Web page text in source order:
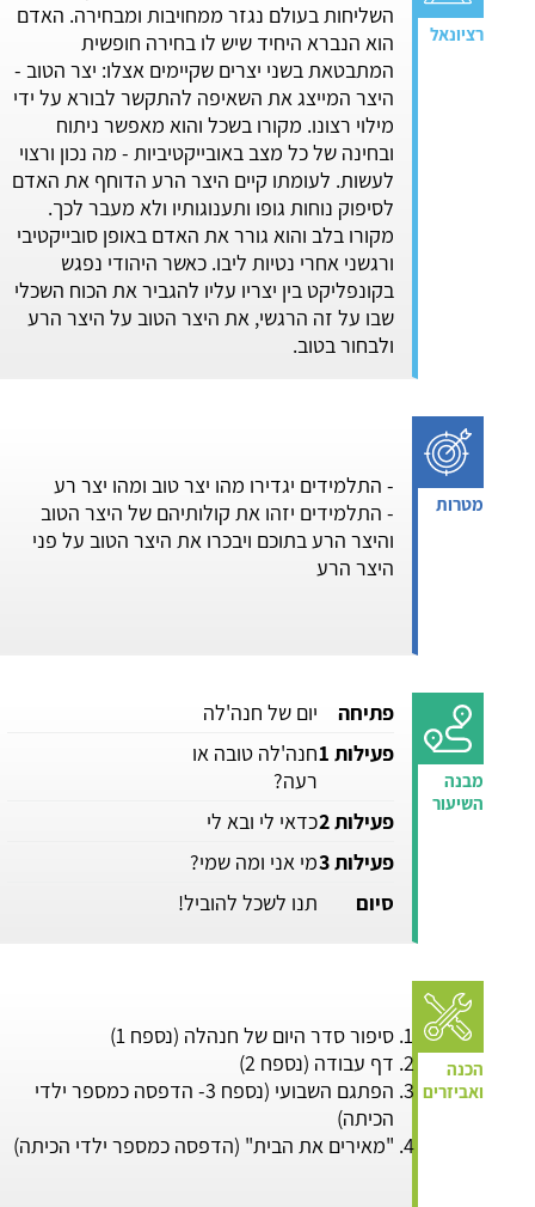
השליחות בעולם נגזר ממחויבות ומבחירה. האדם
הוא הנברא היחיד שיש לו בחירה חופשית
המתבטאת בשני יצרים שקיימים אצלו: יצר הטוב -
היצר המייצג את השאיפה להתקשר לבורא על ידי
מילוי רצונו. מקורו בשכל והוא מאפשר ניתוח
ובחינה של כל מצב באובייקטיביות - מה נכון ורצוי
לעשות. לעומתו קיים היצר הרע הדוחף את האדם
לסיפוק נוחות גופו ותענוגותיו ולא מעבר לכך.
מקורו בלב והוא גורר את האדם באופן סובייקטיבי
ורגשני אחרי נטיות ליבו. כאשר היהודי נפגש
בקונפליקט בין יצריו עליו להגביר את הכוח השכלי
שבו על זה הרגשי, את היצר הטוב על היצר הרע
ולבחור בטוב.
- התלמידים יגדירו מהו יצר טוב ומהו יצר רע
- התלמידים יזהו את קולותיהם של היצר הטוב
והיצר הרע בתוכם ויבכרו את היצר הטוב על פני
היצר הרע
פתיחה
יום של חנה'לה
פעילות 1
חנה'לה טובה או
רעה?
פעילות 2
כדאי לי ובא לי
פעילות 3
מי אני ומה שמי?
סיום
תנו לשכל להוביל!
סיפור סדר היום של חנהלה (נספח 1)
דף עבודה (נספח 2)
הפתגם השבועי (נספח 3- הדפסה כמספר ילדי
הכיתה)
"מאירים את הבית" (הדפסה כמספר ילדי הכיתה)